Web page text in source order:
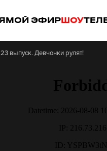
ЭФИРШОУ
23 выпуск. Девчонки рулят!